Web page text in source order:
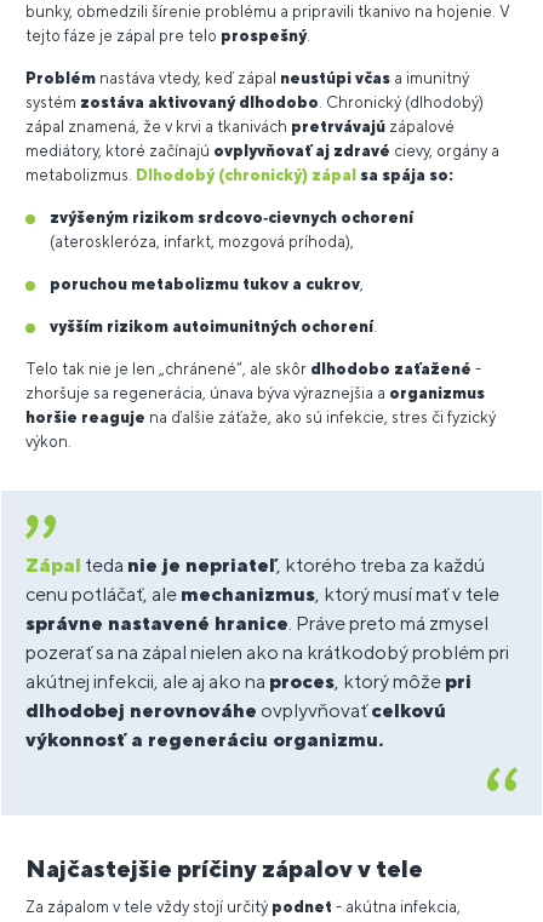
bunky, obmedzili šírenie problému a pripravili tkanivo na hojenie. V
tejto fáze je zápal pre telo prospešný.
Problém nastáva vtedy, keď zápal neustúpi včas a imunitný
systém zostáva aktivovaný dlhodobo . Chronický (dlhodobý)
zápal znamená, že v krvi a tkanivách pretrvávajú zápalové
mediátory, ktoré začínajú ovplyvňovať aj zdravé cievy, orgány a
metabolizmus.
Dlhodobý (chronický) zápal sa spája so:
zvýšeným rizikom srdcovo‑cievnych ochorení
(ateroskleróza, infarkt, mozgová príhoda),
poruchou metabolizmu tukov a cukrov
vyšším rizikom autoimunitných ochorení.
Telo tak nie je len „chránené“, ale skôr dlhodobo zaťažené -
zhoršuje sa regenerácia, únava býva výraznejšia a organizmus
horšie reaguje na ďalšie záťaže, ako sú infekcie, stres či fyzický
výkon.
Zápal teda nie je nepriateľ, ktorého treba za každú
cenu potláčať, ale mechanizmus, ktorý musí mať v tele
správne nastavené hranice . Práve preto má zmysel
pozerať sa na zápal nielen ako na krátkodobý problém pri
akútnej infekcii, ale aj ako na proces, ktorý môže pri
dlhodobej nerovnováhe ovplyvňovaťcelkovú
výkonnosť a regeneráciu organizmu.
Najčastejšie príčiny zápalov v tele
Za zápalom v tele vždy stojí určitý podnet - akútna infekcia,